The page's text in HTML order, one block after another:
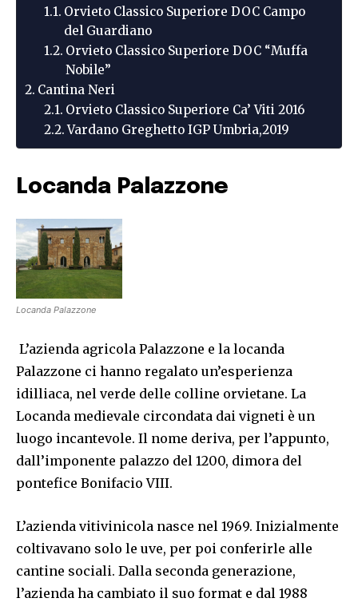
Orvieto Classico Superiore DOC Campo
del Guardiano
Orvieto Classico Superiore DOC “Muffa
Nobile”
Cantina Neri
Orvieto Classico Superiore Ca’ Viti 2016
Vardano Greghetto IGP Umbria,2019
Locanda Palazzone
Locanda Palazzone
L’azienda agricola Palazzone e la locanda
Palazzone ci hanno regalato un’esperienza
idilliaca, nel verde delle colline orvietane. La
Locanda medievale circondata dai vigneti è un
luogo incantevole. Il nome deriva, per l’appunto,
dall’imponente palazzo del 1200, dimora del
pontefice Bonifacio VIII.
L’azienda vitivinicola nasce nel 1969. Inizialmente
coltivavano solo le uve, per poi conferirle alle
cantine sociali. Dalla seconda generazione,
l’azienda ha cambiato il suo format e dal 1988